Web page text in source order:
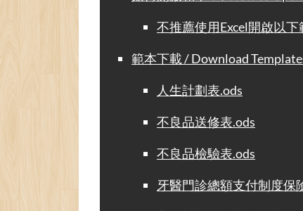
不推薦使用Excel開啟以下
範本下載 / Download
人生計劃表.ods
不良品送修表.ods
不良品檢驗表.ods
牙醫門診總額支付制度保